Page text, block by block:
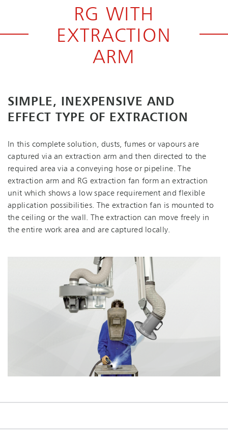
RG WITH
EXTRACTION
ARM
SIMPLE, INEXPENSIVE AND
EFFECT TYPE OF EXTRACTION
In this complete solution, dusts, fumes or vapours are
captured via an extraction arm and then directed to the
required area via a conveying hose or pipeline. The
extraction arm and RG extraction fan form an extraction
unit which shows a low space requirement and flexible
application possibilities. The extraction fan is mounted to
the ceiling or the wall. The extraction can move freely in
the entire work area and are captured locally.